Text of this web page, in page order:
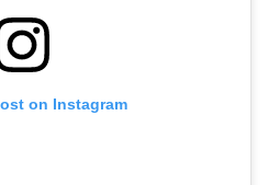
on Instagram